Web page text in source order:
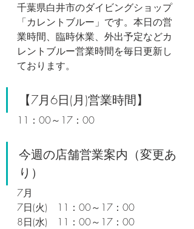
千葉県白井市のダイビングショップ
「カレントブルー」です。本日の営
業時間、臨時休業、外出予定などカ
レントブルー営業時間を毎日更新し
ております。
【7月6日(月)営業時間】
11：00～17：00
今週の店舗営業案内（変更あ
り）
7月
7日(火)　11：00～17：00
8日(水)　11：00～17：00